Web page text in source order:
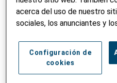
domicilio, código postal;
cumpleaños y edad;
tamaño del hogar u otros
hábitos de consumo;
información sobre el poder
acerca del uso de nuestro
sociales, los anunciantes y
Configuración de
cookies